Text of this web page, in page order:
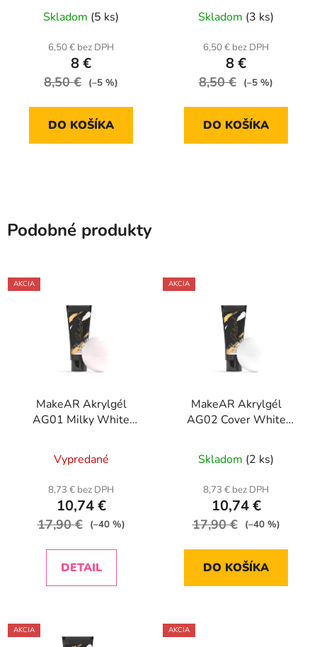
Skladom (5 ks)
6,50 € bez DPH
8 €
8,50 € (–5 %)
DO KOŠÍKA
Skladom (3 ks)
6,50 € bez DPH
8 €
8,50 € (–5 %)
DO KOŠÍKA
Podobné produkty
AKCIA
MakeAR Akrylgél
AG01 Milky White
Vypredané
8,73 € bez DPH
10,74 €
17,90 € (–40 %)
DETAIL
AKCIA
MakeAR Akrylgél
AG02 Cover White
Skladom (2 ks)
8,73 € bez DPH
10,74 €
17,90 € (–40 %)
DO KOŠÍKA
AKCIA AKCIA